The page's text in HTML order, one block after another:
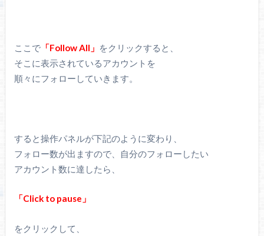
ここで「Follow All」 をクリックすると、
そこに表示されているアカウントを
順々にフォローしていきます。
すると操作パネルが下記のように変わり、
フォロー数が出ますので、自分のフォローしたい
アカウント数に達したら、
「Click to pause」
をクリックして、